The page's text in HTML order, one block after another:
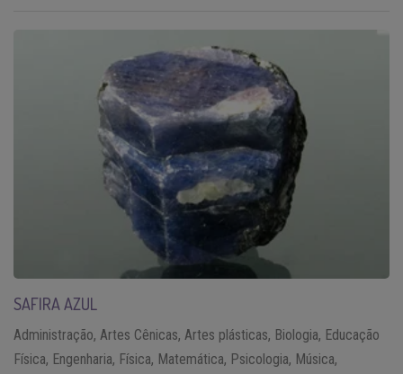
SAFIRA AZUL
Administração, Artes Cênicas, Artes plásticas, Biologia, Educação
Física, Engenharia, Física, Matemática, Psicologia, Música,